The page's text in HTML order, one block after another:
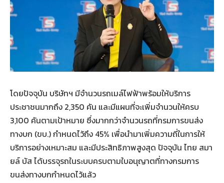
โดยปัจจุบัน บริษัทฯ มีจำนวนรถเมล์ไฟฟ้าพร้อมให้บริการ
ประชาชนมากถึง 2,350 คัน และมีแผนที่จะเพิ่มจำนวนให้ครบ
3,100 คันตามเป้าหมาย ซึ่งมากกว่าจำนวนรถที่กรมการขนส่ง
ทางบก (ขบ.) กำหนดไว้ถึง 45% เพื่อนำมาเพิ่มความถี่ในการให้
บริการอย่างเหมาะสม และมีประสิทธิภาพสูงสุด ปัจจุบัน ไทย สมา
ยล์ บัส ได้บรรจุรถในระบบครบตามใบอนุญาตที่ทางกรมการ
ขนส่งทางบกกำหนดไว้แล้ว